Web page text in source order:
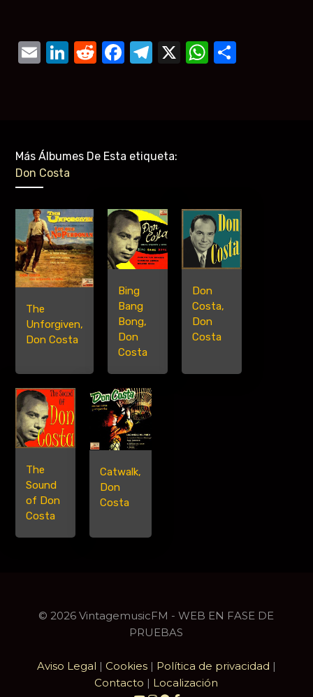
Email
LinkedIn
Reddit
Facebook
Telegram
X
Más Álbumes De Esta etiqueta:
Don Costa
The
Unforgiven,
Don Costa
Bing
Bang
Bong,
Don
Costa
Don
Costa,
Don
Costa
The
Sound
of Don
Costa
Catwalk,
Don
Costa
© 2026 VintagemusicFM - WEB EN FASE DE
PRUEBAS
Aviso Legal | Cookies| Política de privacidad |
Contacto | Localización